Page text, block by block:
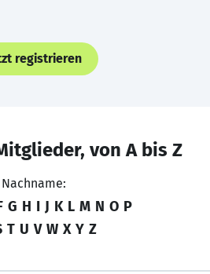
registrieren
von A bis Z
Nachname:
G H I J K L M N O P
T U V W X Y Z